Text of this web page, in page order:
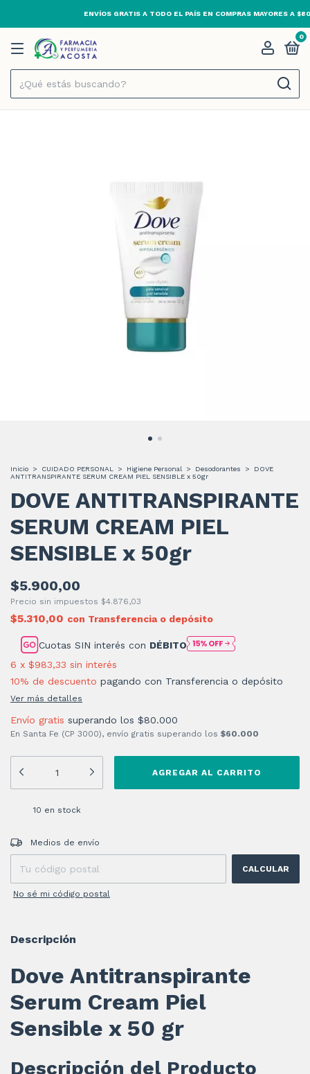
ABIERTO 24HS · TODOS LOS DÍAS
0
Inicio > CUIDADO PERSONAL > Higiene Personal > Desodorantes >
DOVE
ANTITRANSPIRANTE SERUM CREAM PIEL SENSIBLE x 50gr
DOVE ANTITRANSPIRANTE
SERUM CREAM PIEL
SENSIBLE x 50gr
$5.900,00
Precio sin impuestos $4.876,03
$5.310,00 con Transferencia o depósito
Cuotas SIN interés con DÉBITO
6 x $983,33 sin interés
10% de descuento pagando con Transferencia o depósito
Ver más detalles
Envío gratis superando los $80.000
En Santa Fe (CP 3000), envío gratis superando los $60.000
10 en stock
Entregas para el CP:
Medios de envío
CALCULAR
No sé mi código postal
Descripción
Dove Antitranspirante
Serum Cream Piel
Sensible x 50 gr
Descripción del Producto